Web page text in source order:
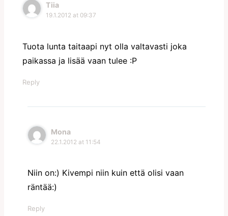
Tiia
19.1.2012 at 09:37
Tuota lunta taitaapi nyt olla valtavasti joka
paikassa ja lisää vaan tulee :P
Reply
Mona
22.1.2012 at 11:54
Niin on:) Kivempi niin kuin että olisi vaan
räntää:)
Reply